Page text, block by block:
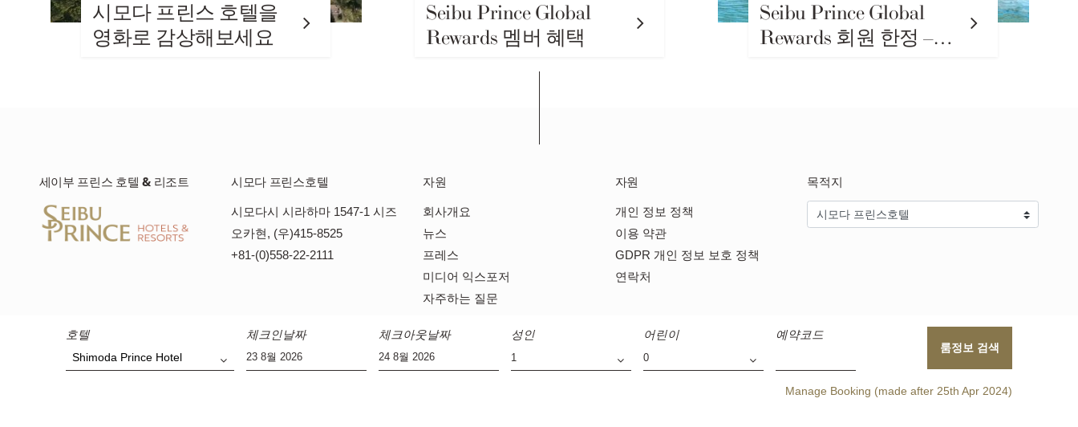
호텔
Shimoda Prince Hotel
체크인날짜 체크아웃날짜 성인 어린이 예약코드
룸정보 검색
Manage Booking (made after 25th Apr 2024)
시모다 프린스 호텔을
영화로 감상해보세요
Seibu Prince Global
Rewards 멤버 혜택
Seibu Prince Global
Rewards 회원 한정 –
세이부 프린스 호텔 & 리조트 시모다 프린스호텔
시모다시 시라하마 1547-1 시즈
오카현, (우)415-8525
+81-(0)558-22-2111
자원
회사개요
뉴스
프레스
미디어 익스포저
자주하는 질문
자원
개인 정보 정책
이용 약관
GDPR 개인 정보 보호 정책
연락처
목적지